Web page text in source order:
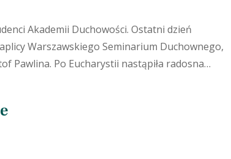
Akademii Duchowości. Ostatni dzień
Warszawskiego Seminarium Duchownego,
Pawlina. Po Eucharystii nastąpiła radosna…